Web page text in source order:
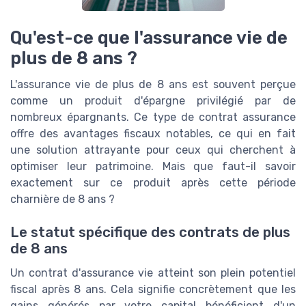
Qu'est-ce que l'assurance vie de
plus de 8 ans ?
L'assurance vie de plus de 8 ans est souvent perçue
comme un produit d'épargne privilégié par de
nombreux épargnants. Ce type de contrat assurance
offre des avantages fiscaux notables, ce qui en fait
une solution attrayante pour ceux qui cherchent à
optimiser leur patrimoine. Mais que faut-il savoir
exactement sur ce produit après cette période
charnière de 8 ans ?
Le statut spécifique des contrats de plus
de 8 ans
Un contrat d'assurance vie atteint son plein potentiel
fiscal après 8 ans. Cela signifie concrètement que les